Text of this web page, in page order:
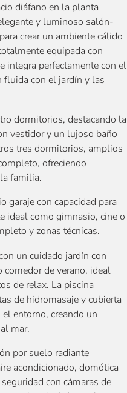
diáfano en la planta
y luminoso salón-
crear un ambiente cálido
equipada con
integra perfectamente con el
fluida con el jardín y las
dormitorios, destacando la
vestidor y un lujoso baño
tres dormitorios, amplios
ofreciendo
familia.
garaje con capacidad para
ideal como gimnasio, cine o
y zonas técnicas.
un cuidado jardín con
comedor de verano, ideal
de relax. La piscina
de hidromasaje y cubierta
entorno, creando un
mar.
por suelo radiante
acondicionado, domótica
con cámaras de